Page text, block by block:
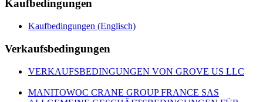
Kaufbedingungen
Kaufbedingungen (Englisch)
Verkaufsbedingungen
VERKAUFSBEDINGUNGEN VON GROVE US LLC
MANITOWOC CRANE GROUP FRANCE SAS